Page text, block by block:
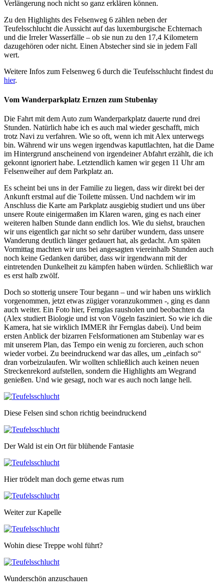
Verlängerung noch nicht so ganz erklären können.
Zu den Highlights des Felsenweg 6 zählen neben der
Teufelsschlucht die Aussicht auf das luxemburgische Echternach
und die Irreler Wasserfälle – ob sie nun zu den 17,4 Kilometern
dazugehören oder nicht. Einen Abstecher sind sie in jedem Fall
wert.
Weitere Infos zum Felsenweg 6 durch die Teufelsschlucht findest du
hier.
Vom Wanderparkplatz Ernzen zum Stubenlay
Die Fahrt mit dem Auto zum Wanderparkplatz dauerte rund drei
Stunden. Natürlich habe ich es auch mal wieder geschafft, mich
trotz Navi zu verfahren. Wie so oft, wenn ich mit Alex unterwegs
bin. Während wir uns wegen irgendwas kaputtlachten, hat die Dame
im Hintergrund anscheinend von irgendeiner Abfahrt erzählt, die ich
gekonnt ignoriert habe. Letztendlich kamen wir gegen 11 Uhr am
Felsenweiher auf dem Parkplatz an.
Es scheint bei uns in der Familie zu liegen, dass wir direkt bei der
Ankunft erstmal auf die Toilette müssen. Und nachdem wir im
Anschluss die Karte am Parkplatz ausgiebig studiert und uns über
unsere Route einigermaßen im Klaren waren, ging es nach einer
weiteren halben Stunde dann endlich los. Wie du siehst, brauchen
wir uns eigentlich gar nicht so sehr darüber wundern, dass unsere
Wanderung deutlich länger gedauert hat, als gedacht. Am späten
Vormittag machten wir uns bei angesagten viereinhalb Stunden auch
noch keine Gedanken darüber, dass wir irgendwann mit der
eintretenden Dunkelheit zu kämpfen haben würden. Schließlich war
es erst halb zwölf.
Doch so stotterig unsere Tour begann – und wir haben uns wirklich
vorgenommen, jetzt etwas zügiger voranzukommen -, ging es dann
auch weiter. Ein Foto hier, Fernglas rausholen und beobachten da
(Alex studiert Biologie und ist von Vögeln fasziniert. So wie ich die
Kamera, hat sie wirklich IMMER ihr Fernglas dabei). Und beim
ersten Anblick der bizarren Felsformationen am Stubenlay war es
mit unserem Plan, das Tempo ein wenig zu forcieren, auch schon
wieder vorbei. Zu beeindruckend war das alles, um „einfach so“
dran vorbeizulaufen. Wir wollten schließlich auch keinen neuen
Streckenrekord aufstellen, sondern die Highlights am Wegrand
genießen. Und wie gesagt, noch war es auch noch lange hell.
Diese Felsen sind schon richtig beeindruckend
Der Wald ist ein Ort für blühende Fantasie
Hier trödelt man doch gerne etwas rum
Weiter zur Kapelle
Wohin diese Treppe wohl führt?
Wunderschön anzuschauen